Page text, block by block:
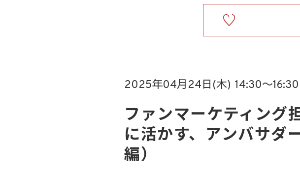
2025年04月24日(木) 14:30〜16:30
ファンマーケティング
に活かす、アンバサダ
編）